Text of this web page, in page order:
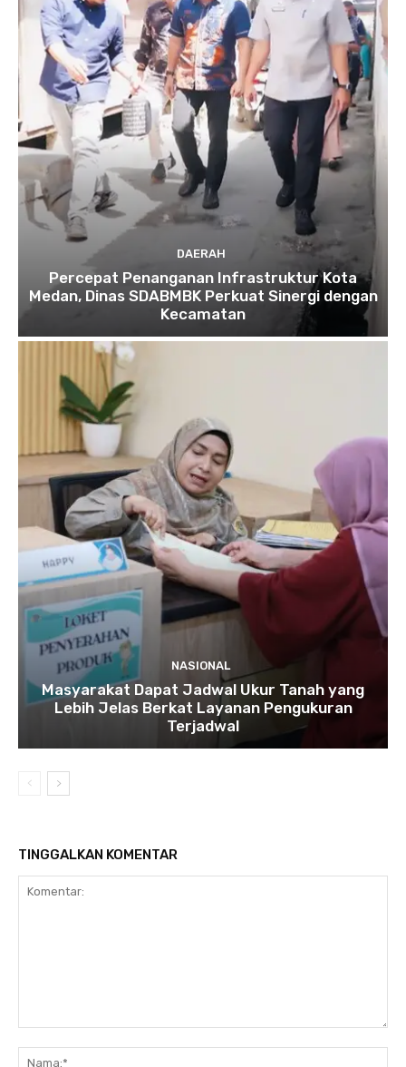
DAERAH
Percepat Penanganan Infrastruktur Kota
Medan, Dinas SDABMBK Perkuat Sinergi dengan
Kecamatan
NASIONAL
Masyarakat Dapat Jadwal Ukur Tanah yang
Lebih Jelas Berkat Layanan Pengukuran
Terjadwal
TINGGALKAN KOMENTAR